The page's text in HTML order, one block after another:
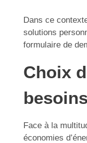
Dans ce
solutions
formulaire de
Choix
Face à la
économies